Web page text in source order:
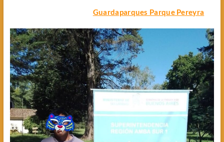
Guardaparques Parque Pereyra